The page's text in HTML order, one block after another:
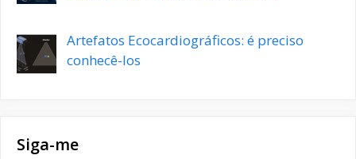
Artefatos Ecocardiográficos: é preciso
conhecê-los
Siga-me